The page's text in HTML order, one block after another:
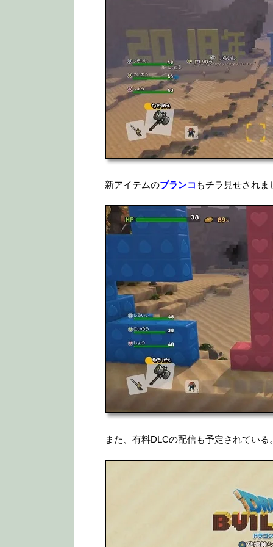
新アイテムのブランコ もチラ見せされま
また、有料DLCの配信も予定されている